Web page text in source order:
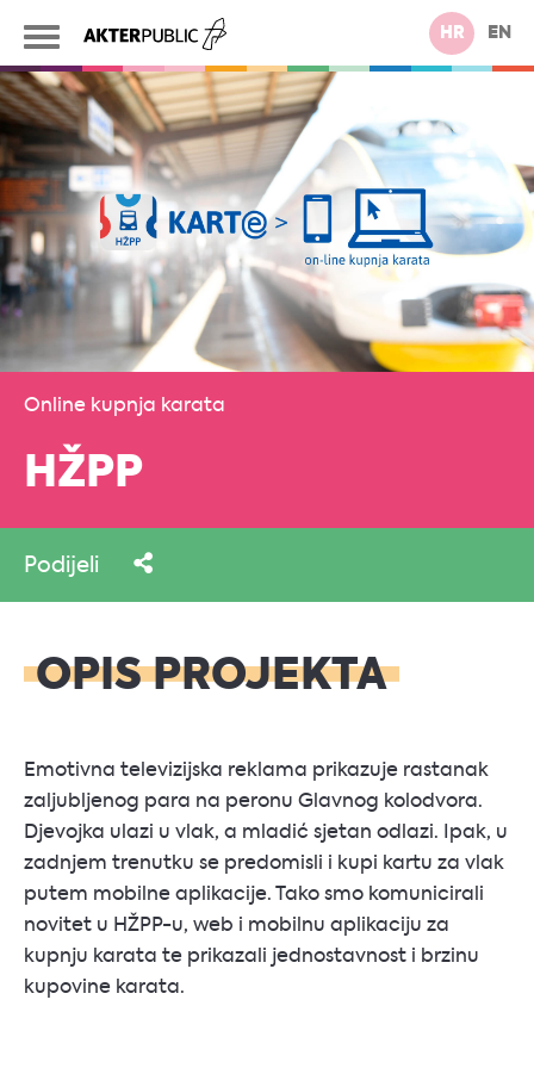
HR EN
Online kupnja karata
HŽPP
Podijeli
OPIS PROJEKTA
Emotivna televizijska reklama prikazuje rastanak
zaljubljenog para na peronu Glavnog kolodvora.
Djevojka ulazi u vlak, a mladić sjetan odlazi. Ipak, u
zadnjem trenutku se predomisli i kupi kartu za vlak
putem mobilne aplikacije. Tako smo komunicirali
novitet u HŽPP-u, web i mobilnu aplikaciju za
kupnju karata te prikazali jednostavnost i brzinu
kupovine karata.